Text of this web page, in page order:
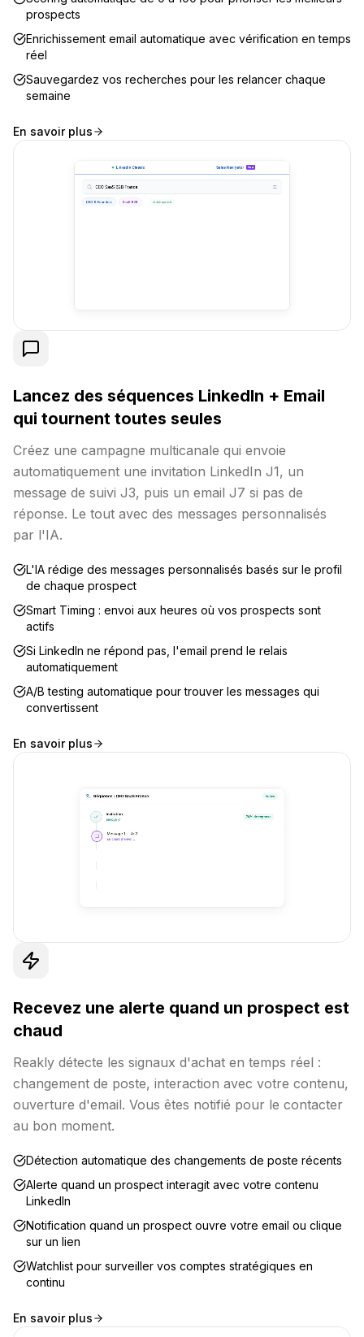
prospects
Enrichissement email automatique avec vérification en temps
réel
Sauvegardez vos recherches pour les relancer chaque
semaine
En savoir plus
Lancez des séquences LinkedIn + Email
qui tournent toutes seules
Créez une campagne multicanale qui envoie
automatiquement une invitation LinkedIn J1, un
message de suivi J3, puis un email J7 si pas de
réponse. Le tout avec des messages personnalisés
par l'IA.
L'IA rédige des messages personnalisés basés sur le profil
de chaque prospect
Smart Timing : envoi aux heures où vos prospects sont
actifs
Si LinkedIn ne répond pas, l'email prend le relais
automatiquement
A/B testing automatique pour trouver les messages qui
convertissent
En savoir plus
Recevez une alerte quand un prospect est
chaud
Reakly détecte les signaux d'achat en temps réel :
changement de poste, interaction avec votre contenu,
ouverture d'email. Vous êtes notifié pour le contacter
au bon moment.
Détection automatique des changements de poste récents
Alerte quand un prospect interagit avec votre contenu
LinkedIn
Notification quand un prospect ouvre votre email ou clique
sur un lien
Watchlist pour surveiller vos comptes stratégiques en
continu
En savoir plus